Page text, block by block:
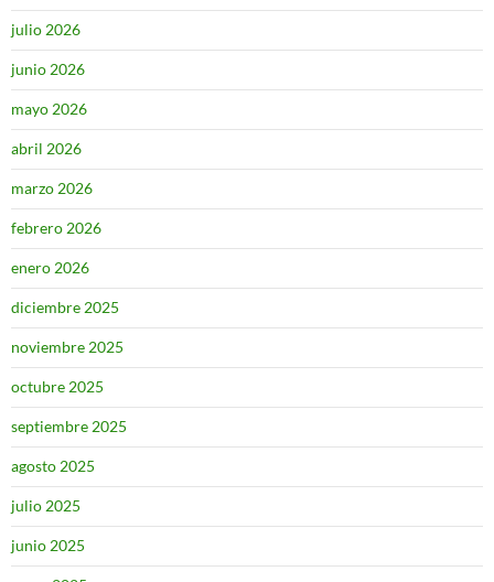
julio 2026
junio 2026
mayo 2026
abril 2026
marzo 2026
febrero 2026
enero 2026
diciembre 2025
noviembre 2025
octubre 2025
septiembre 2025
agosto 2025
julio 2025
junio 2025